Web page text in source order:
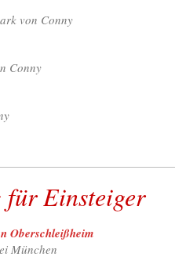
von Conny
Conny
für Einsteiger
Oberschleißheim
München